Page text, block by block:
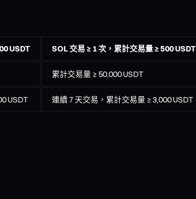
USDT SOL 交易 ≥ 1 次，累計交易量 ≥ 500 USDT
累計交易量 ≥ 50,000 USDT
USDT 連續 7 天交易，累計交易量 ≥ 3,000 USDT